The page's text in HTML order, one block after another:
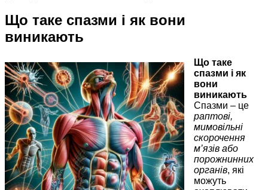
Що таке спазми і як вони
виникають
Що таке
спазми і як
вони
виникають
Спазми – це
раптові,
мимовільні
скорочення
м’язів або
порожнинних
органів, які
можуть